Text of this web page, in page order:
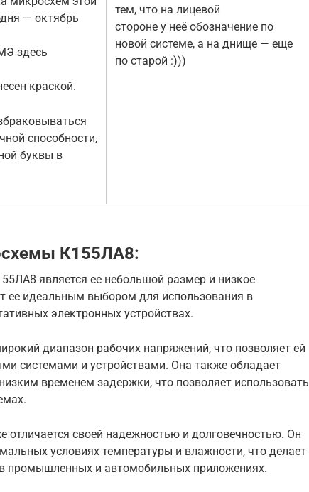
— октябрь
здесь
краской.
способности,
буквы в
тем, что на лицевой
стороне у неё обозначение по
новой системе, а на днище — еще
по старой :)))
К155ЛА8:
является ее небольшой размер и низкое
ее идеальным выбором для использования в
электронных устройствах.
диапазон рабочих напряжений, что позволяет ей
системами и устройствами. Она также обладает
временем задержки, что позволяет использовать
своей надежностью и долговечностью. Он
условиях температуры и влажности, что делает
промышленных и автомобильных приложениях.